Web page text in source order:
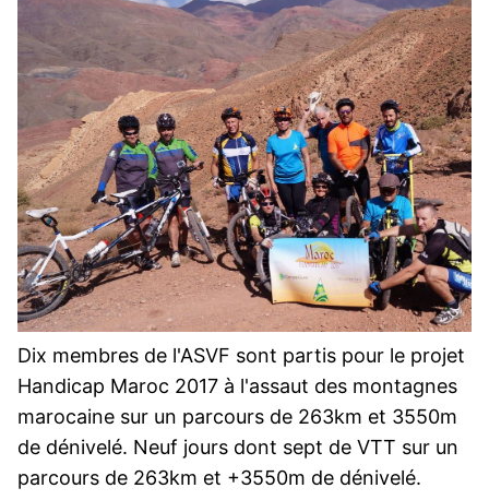
Dix membres de l'ASVF sont partis pour le projet
Handicap Maroc 2017 à l'assaut des montagnes
marocaine sur un parcours de 263km et 3550m
de dénivelé. Neuf jours dont sept de VTT sur un
parcours de 263km et +3550m de dénivelé.